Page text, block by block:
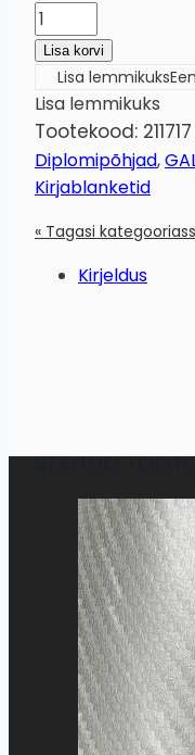
Kirjablankett
Stamp
170g/25lk
kogus
Lisa korvi
Lisa lemmikuks
Lisa lemmikuks
Tootekood: 211717
Diplomipõhjad,
Kirjablanketid
« Tagasi
Kirjeldus
SEOTUD